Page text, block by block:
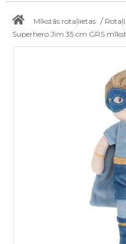
Mīkstās rotaļlietas /
Superhero Jim 35 cm GRS